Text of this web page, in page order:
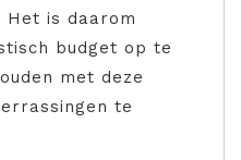
Het is daarom
budget op te
met deze
te